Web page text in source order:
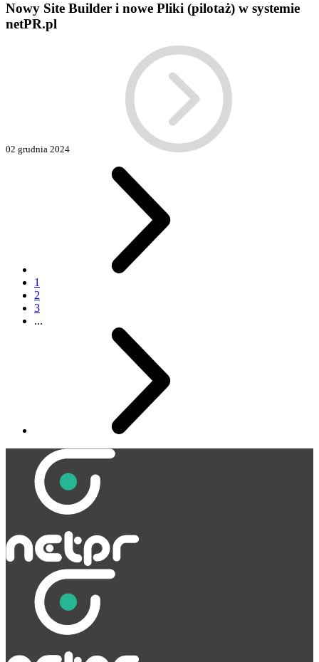
Nowy Site Builder i nowe Pliki (pilotaż) w systemie
netPR.pl
02 grudnia 2024
1
2
3
...